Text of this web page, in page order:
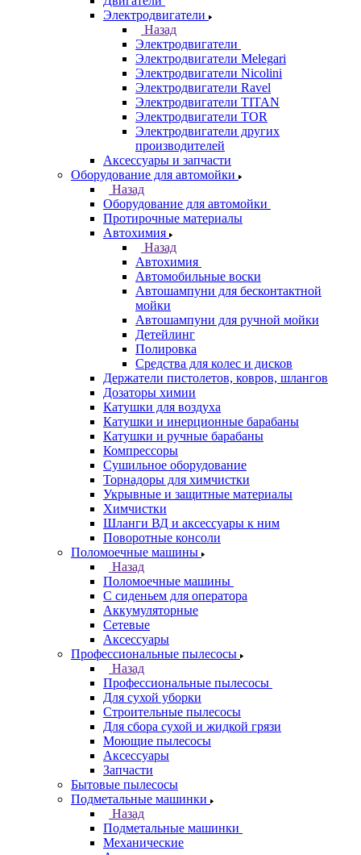
Электродвигатели
Назад
Электродвигатели
Электродвигатели Melegari
Электродвигатели Nicolini
Электродвигатели Ravel
Электродвигатели TITAN
Электродвигатели TOR
Электродвигатели других
производителей
Аксессуары и запчасти
Оборудование для автомойки
Назад
Оборудование для автомойки
Протирочные материалы
Автохимия
Назад
Автохимия
Автомобильные воски
Автошампуни для бесконтактной
мойки
Автошампуни для ручной мойки
Детейлинг
Полировка
Средства для колес и дисков
Держатели пистолетов, ковров, шлангов
Дозаторы химии
Катушки для воздуха
Катушки и инерционные барабаны
Катушки и ручные барабаны
Компрессоры
Сушильное оборудование
Торнадоры для химчистки
Укрывные и защитные материалы
Химчистки
Шланги ВД и аксессуары к ним
Поворотные консоли
Поломоечные машины
Назад
Поломоечные машины
С сиденьем для оператора
Аккумуляторные
Сетевые
Аксессуары
Профессиональные пылесосы
Назад
Профессиональные пылесосы
Для сухой уборки
Строительные пылесосы
Для сбора сухой и жидкой грязи
Моющие пылесосы
Аксессуары
Запчасти
Бытовые пылесосы
Подметальные машинки
Назад
Подметальные машинки
Механические